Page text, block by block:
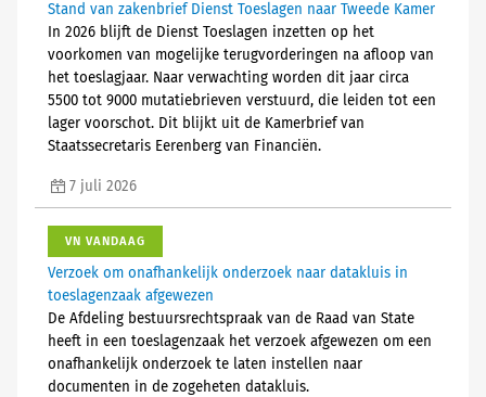
Stand van zakenbrief Dienst Toeslagen naar Tweede Kamer
In 2026 blijft de Dienst Toeslagen inzetten op het
voorkomen van mogelijke terugvorderingen na afloop van
het toeslagjaar. Naar verwachting worden dit jaar circa
5500 tot 9000 mutatiebrieven verstuurd, die leiden tot een
lager voorschot. Dit blijkt uit de Kamerbrief van
Staatssecretaris Eerenberg van Financiën.
7 juli 2026
VN VANDAAG
Verzoek om onafhankelijk onderzoek naar datakluis in
toeslagenzaak afgewezen
De Afdeling bestuursrechtspraak van de Raad van State
heeft in een toeslagenzaak het verzoek afgewezen om een
onafhankelijk onderzoek te laten instellen naar
documenten in de zogeheten datakluis.